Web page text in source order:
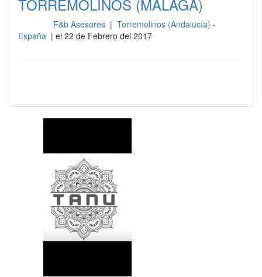
TORREMOLINOS (MALAGA)
F&b Asesores | Torremolinos (Andalucía) -
España | el 22 de Febrero del 2017